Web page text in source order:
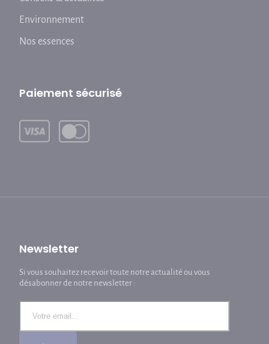
Environnement
Nos essences
Paiement sécurisé
Newsletter
Si vous souhaitez recevoir toute notre actualité ou vous
désabonner de notre newsletter :